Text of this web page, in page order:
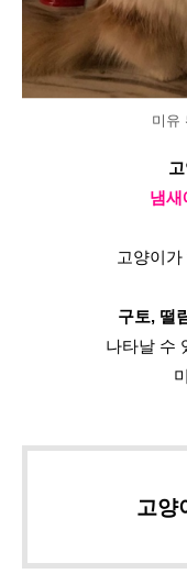
미유
냄새
고양이
구토, 떨
나타날 수
고양